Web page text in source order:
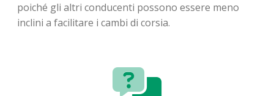
poiché gli altri conducenti possono essere meno
inclini a facilitare i cambi di corsia.